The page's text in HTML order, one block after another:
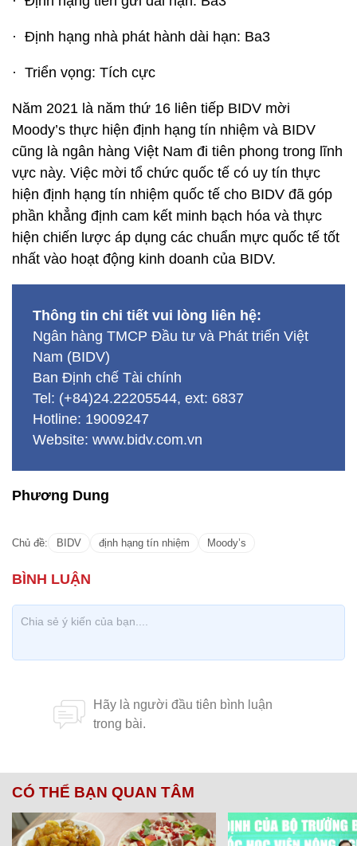
· Định hạng nhà phát hành dài hạn: Ba3
· Triển vọng: Tích cực
Năm 2021 là năm thứ 16 liên tiếp BIDV mời
Moody’s thực hiện định hạng tín nhiệm và BIDV
cũng là ngân hàng Việt Nam đi tiên phong trong lĩnh
vực này. Việc mời tổ chức quốc tế có uy tín thực
hiện định hạng tín nhiệm quốc tế cho BIDV đã góp
phần khẳng định cam kết minh bạch hóa và thực
hiện chiến lược áp dụng các chuẩn mực quốc tế tốt
nhất vào hoạt động kinh doanh của BIDV.
Thông tin chi tiết vui lòng liên hệ:
Ngân hàng TMCP Đầu tư và Phát triển Việt
Nam (BIDV)
Ban Định chế Tài chính
Tel: (+84)24.22205544, ext: 6837
Hotline: 19009247
Website: www.bidv.com.vn
Phương Dung
Chủ đề: BIDV định hạng tín nhiệm Moody’s
CÓ THỂ BẠN QUAN TÂM